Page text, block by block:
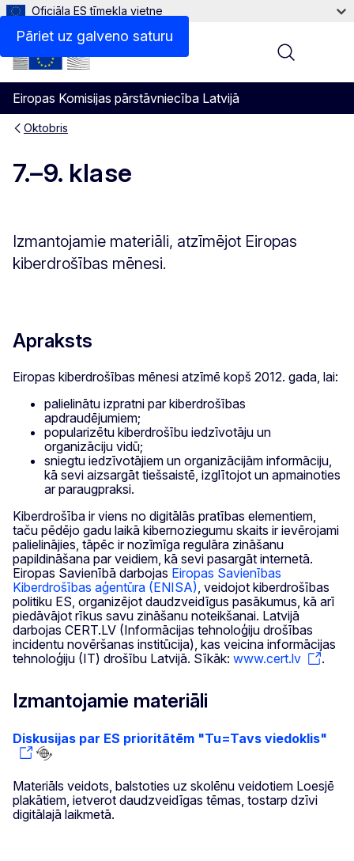
Pāriet uz galveno saturu
Oficiāla ES tīmekļa vietne
Eiropas Komisijas pārstāvniecība Latvijā
Menu
Oktobris
7.–9. klase
Izmantojamie materiāli, atzīmējot Eiropas
kiberdrošības mēnesi.
Apraksts
Eiropas kiberdrošības mēnesi atzīmē kopš 2012. gada, lai:
palielinātu izpratni par kiberdrošības
apdraudējumiem;
popularizētu kiberdrošību iedzīvotāju un
organizāciju vidū;
sniegtu iedzīvotājiem un organizācijām informāciju,
kā sevi aizsargāt tiešsaistē, izglītojot un apmainoties
ar paraugpraksi.
Kiberdrošība ir viens no digitālās pratības elementiem,
taču pēdējo gadu laikā kibernoziegumu skaits ir ievērojami
palielinājies, tāpēc ir nozīmīga regulāra zināšanu
papildināšana par veidiem, kā sevi pasargāt internetā.
Eiropas Savienībā darbojas Eiropas Savienības
Kiberdrošības aģentūra (ENISA) , veidojot kiberdrošības
politiku ES, organizējot daudzveidīgus pasākumus, kā arī
piedāvājot rīkus savu zināšanu noteikšanai. Latvijā
darbojas CERT.LV (Informācijas tehnoloģiju drošības
incidentu novēršanas institūcija), kas veicina informācijas
tehnoloģiju (IT) drošību Latvijā. Sīkāk: www.cert.lv .
Izmantojamie materiāli
Diskusijas par ES prioritātēm "Tu=Tavs viedoklis"
Materiāls veidots, balstoties uz skolēnu veidotiem Loesjē
plakātiem, ietverot daudzveidīgas tēmas, tostarp dzīvi
digitālajā laikmetā.